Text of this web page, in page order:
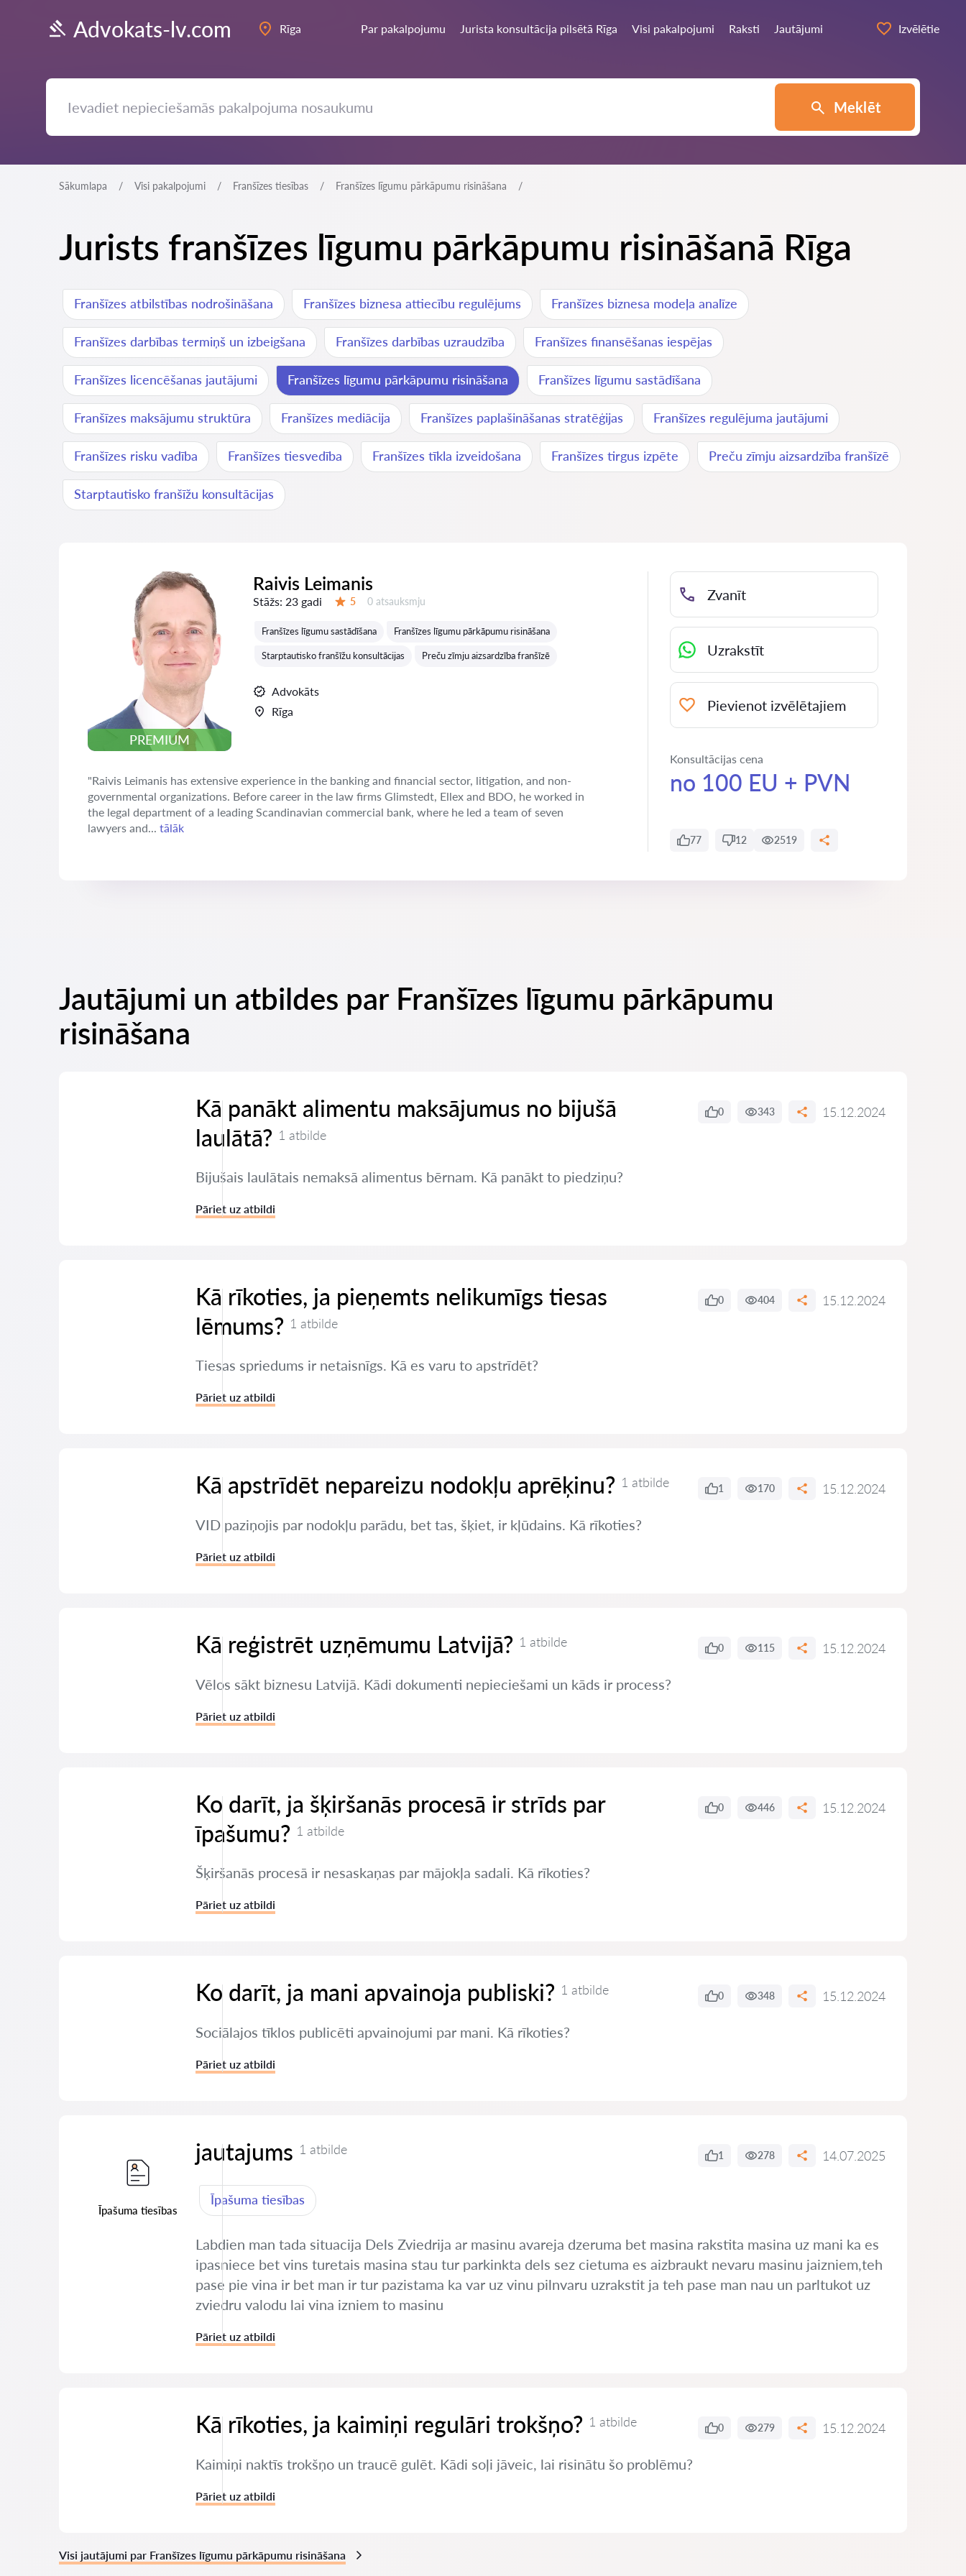
Advokats-lv.com Rīga Par pakalpojumu Jurista konsultācija pilsētā Rīga Visi pakalpojumi Raksti Jautājumi Izvēlētie
Meklēt
Sākumlapa Visi pakalpojumi Franšīzes tiesības Franšīzes līgumu pārkāpumu risināšana
Jurists franšīzes līgumu pārkāpumu risināšanā Rīga
Franšīzes atbilstības nodrošināšana Franšīzes biznesa attiecību regulējums Franšīzes biznesa modeļa analīze
Franšīzes darbības termiņš un izbeigšana Franšīzes darbības uzraudzība Franšīzes finansēšanas iespējas
Franšīzes licencēšanas jautājumi Franšīzes līgumu pārkāpumu risināšana Franšīzes līgumu sastādīšana
Franšīzes maksājumu struktūra Franšīzes mediācija Franšīzes paplašināšanas stratēģijas Franšīzes regulējuma jautājumi
Franšīzes risku vadība Franšīzes tiesvedība Franšīzes tīkla izveidošana Franšīzes tirgus izpēte Preču zīmju aizsardzība franšīzē
Starptautisko franšīžu konsultācijas
PREMIUM
Raivis Leimanis
Stāžs: 23 gadi 5 Atsauksmes:
0 atsauksmju
Franšīzes līgumu sastādīšana Franšīzes līgumu pārkāpumu risināšana
Starptautisko franšīžu konsultācijas Preču zīmju aizsardzība franšīzē
Advokāts
Rīga
"Raivis Leimanis has extensive experience in the banking and financial sector, litigation, and non-
governmental organizations. Before career in the law firms Glimstedt, Ellex and BDO, he worked in
the legal department of a leading Scandinavian commercial bank, where he led a team of seven
lawyers and... tālāk
Zvanīt
Uzrakstīt
Pievienot izvēlētajiem
Konsultācijas cena
no 100 EU + PVN
77 12 2519
Jautājumi un atbildes par Franšīzes līgumu pārkāpumu
risināšana
Kā panākt alimentu maksājumus no bijušā
laulātā? 1 atbilde
0 343 15.12.2024
Bijušais laulātais nemaksā alimentus bērnam. Kā panākt to piedziņu?
Pāriet uz atbildi
Kā rīkoties, ja pieņemts nelikumīgs tiesas
lēmums? 1 atbilde
0 404 15.12.2024
Tiesas spriedums ir netaisnīgs. Kā es varu to apstrīdēt?
Pāriet uz atbildi
Kā apstrīdēt nepareizu nodokļu aprēķinu? 1 atbilde 1 170 15.12.2024
VID paziņojis par nodokļu parādu, bet tas, šķiet, ir kļūdains. Kā rīkoties?
Pāriet uz atbildi
Kā reģistrēt uzņēmumu Latvijā? 1 atbilde 0 115 15.12.2024
Vēlos sākt biznesu Latvijā. Kādi dokumenti nepieciešami un kāds ir process?
Pāriet uz atbildi
Ko darīt, ja šķiršanās procesā ir strīds par
īpašumu? 1 atbilde
0 446 15.12.2024
Šķiršanās procesā ir nesaskaņas par mājokļa sadali. Kā rīkoties?
Pāriet uz atbildi
Ko darīt, ja mani apvainoja publiski? 1 atbilde 0 348 15.12.2024
Sociālajos tīklos publicēti apvainojumi par mani. Kā rīkoties?
Pāriet uz atbildi
Īpašuma tiesības
jautajums 1 atbilde 1 278 14.07.2025
Īpašuma tiesības
Labdien man tada situacija Dels Zviedrija ar masinu avareja dzeruma bet masina rakstita masina uz mani ka es
ipasniece bet vins turetais masina stau tur parkinkta dels sez cietuma es aizbraukt nevaru masinu jaizniem,teh
pase pie vina ir bet man ir tur pazistama ka var uz vinu pilnvaru uzrakstit ja teh pase man nau un parltukot uz
zviedru valodu lai vina izniem to masinu
Pāriet uz atbildi
Kā rīkoties, ja kaimiņi regulāri trokšņo? 1 atbilde 0 279 15.12.2024
Kaimiņi naktīs trokšņo un traucē gulēt. Kādi soļi jāveic, lai risinātu šo problēmu?
Pāriet uz atbildi
Visi jautājumi par Franšīzes līgumu pārkāpumu risināšana